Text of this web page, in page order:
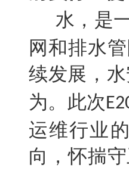
水，是
网和排水
续发展，
为。此次
运维行业
向，怀揣